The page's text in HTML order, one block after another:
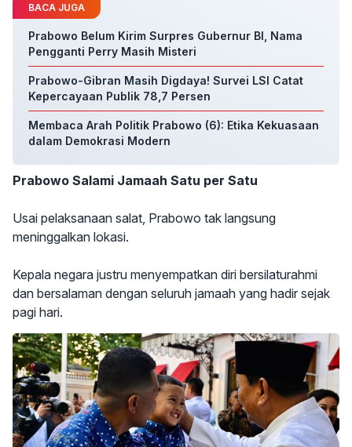
BACA JUGA
Prabowo Belum Kirim Surpres Gubernur BI, Nama
Pengganti Perry Masih Misteri
Prabowo-Gibran Masih Digdaya! Survei LSI Catat
Kepercayaan Publik 78,7 Persen
Membaca Arah Politik Prabowo (6): Etika Kekuasaan
dalam Demokrasi Modern
Prabowo Salami Jamaah Satu per Satu
Usai pelaksanaan salat, Prabowo tak langsung
meninggalkan lokasi.
Kepala negara justru menyempatkan diri bersilaturahmi
dan bersalaman dengan seluruh jamaah yang hadir sejak
pagi hari.